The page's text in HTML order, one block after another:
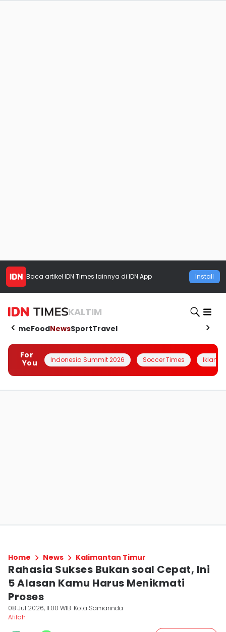
Baca artikel IDN Times lainnya di IDN App Install
KALTIM
HomeFoodNewsSportTravel
For
You
Indonesia Summit 2026 Soccer Times Iklanin
Home News Kalimantan Timur
Rahasia Sukses Bukan soal Cepat, Ini
5 Alasan Kamu Harus Menikmati
Proses
08 Jul 2026, 11:00 WIB Kota Samarinda
Afifah